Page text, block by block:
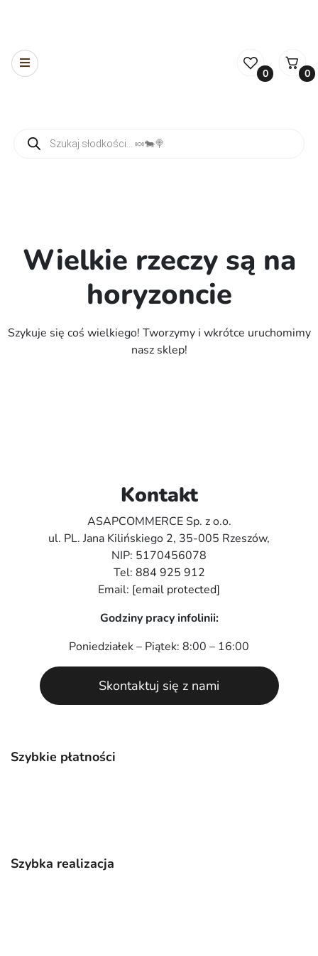
0 0
Wielkie rzeczy są na
horyzoncie
Szykuje się coś wielkiego! Tworzymy i wkrótce uruchomimy
nasz sklep!
Szybkie płatności
Szybka realizacja
Kontakt
ASAPCOMMERCE Sp. z o.o.
ul. PL. Jana Kilińskiego 2, 35-005 Rzeszów,
NIP: 5170456078
Tel: 884 925 912
Email: [email protected]
Godziny pracy infolinii:
Poniedziałek – Piątek: 8:00 – 16:00
Skontaktuj się z nami